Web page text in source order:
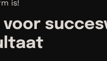
is!
voor